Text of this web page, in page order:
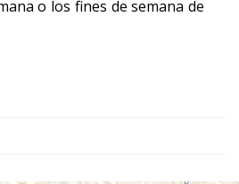
o los fines de semana de